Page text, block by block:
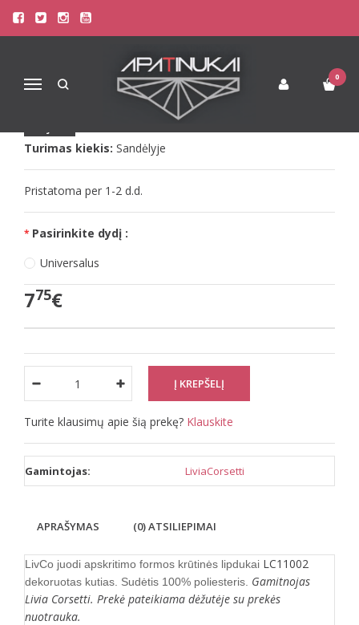
Navigacija
0
Pagrindinis Apatinis Trikotažas Moterims
LivCo krūtinės lipdukai LC11002
LIVCO KRŪTINĖS LIPDUKAI LC11002
Turimas kiekis: Sandėlyje
Pristatoma per 1-2 d.d.
Pasirinkite dydį :
Universalus
775€
Turite klausimų apie šią prekę? Klauskite
Gamintojas: LiviaCorsetti
APRAŠYMAS (0) ATSILIEPIMAI
LivCo juodi apskritimo formos krūtinės lipdukai LC11002
dekoruotas kutias. Sudėtis 100% poliesteris. Gamitnojas
Livia Corsetti. Prekė pateikiama dėžutėje su prekės
nuotrauka.